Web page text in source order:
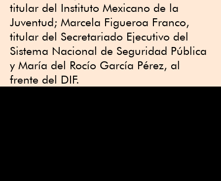
titular del Instituto Mexicano de la
Juventud; Marcela Figueroa Franco,
titular del Secretariado Ejecutivo del
Sistema Nacional de Seguridad Pública
y María del Rocío García Pérez, al
frente del DIF.